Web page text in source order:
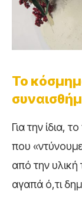
Το
Για την ίδια,
που
από την
αγαπά ό,τι